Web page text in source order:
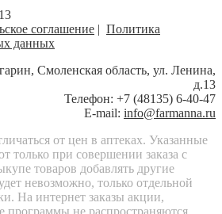
соглашение | Политика
данных
Смоленская область, ул. Ленина,
д.13
Телефон: +7 (48135) 6-40-47
E-mail: info@farmanna.ru
от цен в аптеках. Указанные
только при совершении заказа с
товаров добавлять другие
невозможно, только отдельной
На интернет заказы акции,
программы не распространяются.